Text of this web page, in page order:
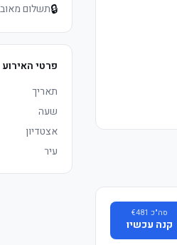
סה"כ €481
קנה עכשיו
🔒תשלום
פרטי האירוע
תאריך
שעה
אצטדיון
עיר